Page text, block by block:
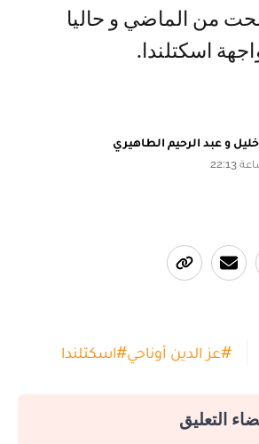
من الماضي و حاليا
اسكتلندا.
و عبد الرحيم الطاهيري
#عز الدين أوناحي#اسكتلندا
التعليق